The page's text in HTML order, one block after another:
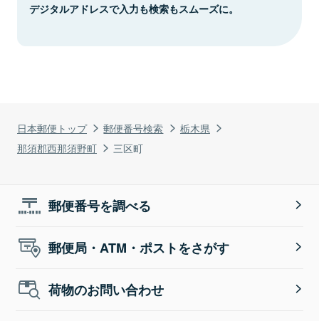
日本郵便トップ 郵便番号検索
栃木県
那須郡西那須野町
三区町
デジタルアドレスで入力も検索もスムーズに。
郵便番号を調べる
郵便局・ATM・ポストをさがす
荷物のお問い合わせ